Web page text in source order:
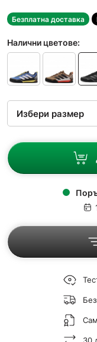
Безплатна доставка
Налични цветове:
30